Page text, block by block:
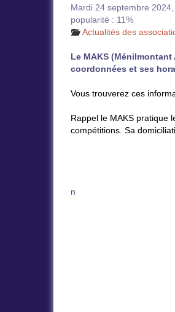
Mardi 24 septembre 2024
popularité : 11%
Actualités des
Le MAKS (Ménilmontant
coordonnées et ses
Vous trouverez ces
Rappel le MAKS pratique
compétitions. Sa
n